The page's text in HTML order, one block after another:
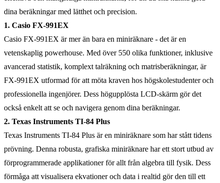
dina beräkningar med lätthet och precision.
1. Casio FX-991EX
Casio FX-991EX är mer än bara en miniräknare - det är en
vetenskaplig powerhouse. Med över 550 olika funktioner, inklusive
avancerad statistik, komplext talräkning och matrisberäkningar, är
FX-991EX utformad för att möta kraven hos högskolestudenter och
professionella ingenjörer. Dess högupplösta LCD-skärm gör det
också enkelt att se och navigera genom dina beräkningar.
2. Texas Instruments TI-84 Plus
Texas Instruments TI-84 Plus är en miniräknare som har stått tidens
prövning. Denna robusta, grafiska miniräknare har ett stort utbud av
förprogrammerade applikationer för allt från algebra till fysik. Dess
förmåga att visualisera ekvationer och data i realtid gör den till ett